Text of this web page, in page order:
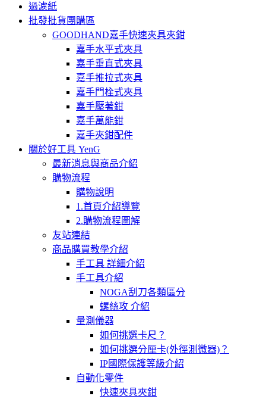
過濾紙
批發批貨團購區
GOODHAND嘉手快速夾具夾鉗
嘉手水平式夾具
嘉手垂直式夾具
嘉手推拉式夾具
嘉手門栓式夾具
嘉手壓著鉗
嘉手萬能鉗
嘉手夾鉗配件
關於好工具 YenG
最新消息與商品介紹
購物流程
購物說明
1.首頁介紹導覽
2.購物流程圖解
友站連結
商品購買教學介紹
手工具 詳細介紹
手工具介紹
NOGA刮刀各類區分
螺絲攻 介紹
量測儀器
如何挑選卡尺？
如何挑選分厘卡(外徑測微器)？
IP國際保護等級介紹
自動化零件
快速夾具夾鉗